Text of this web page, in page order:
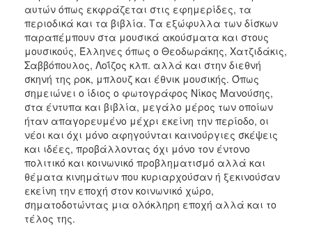
αυτών όπως εκφράζεται στις εφημερίδες, τα
περιοδικά και τα βιβλία. Τα εξώφυλλα των δίσκων
παραπέμπουν στα μουσικά ακούσματα και στους
μουσικούς, Έλληνες όπως ο Θεοδωράκης, Χατζιδάκις,
Σαββόπουλος, Λοΐζος κλπ. αλλά και στην διεθνή
σκηνή της ροκ, μπλουζ και έθνικ μουσικής. Όπως
σημειώνει ο ίδιος ο φωτογράφος Νίκος Μανούσης,
στα έντυπα και βιβλία, μεγάλο μέρος των οποίων
ήταν απαγορευμένο μέχρι εκείνη την περίοδο, οι
νέοι και όχι μόνο αφηγούνται καινούργιες σκέψεις
και ιδέες, προβάλλοντας όχι μόνο τον έντονο
πολιτικό και κοινωνικό προβληματισμό αλλά και
θέματα κινημάτων που κυριαρχούσαν ή ξεκινούσαν
εκείνη την εποχή στον κοινωνικό χώρο,
σηματοδοτώντας μια ολόκληρη εποχή αλλά και το
τέλος της.